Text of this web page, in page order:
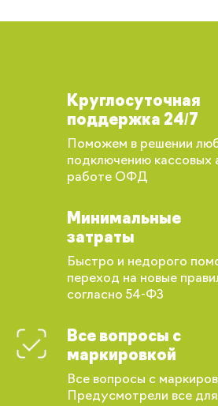
Круглосуточная
поддержка 24/7
Поможем в решении
подключению кассовых
работе ОФД
Минимальные
затраты
Быстро и недорого
переход на новые
согласно 54-ФЗ
Все вопросы с
маркировкой
Все вопросы с
Предусмотрели все
Вы сможете отслеживать